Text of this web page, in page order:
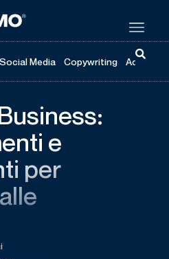
Social Media Copywriting
e
per